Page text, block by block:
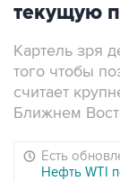
текущую
Картель зря
того чтобы
считает
Ближнем
Есть
Нефть WTI